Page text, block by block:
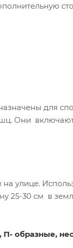
для
Они
улице.
25-30 см в
качели.
П- образные,